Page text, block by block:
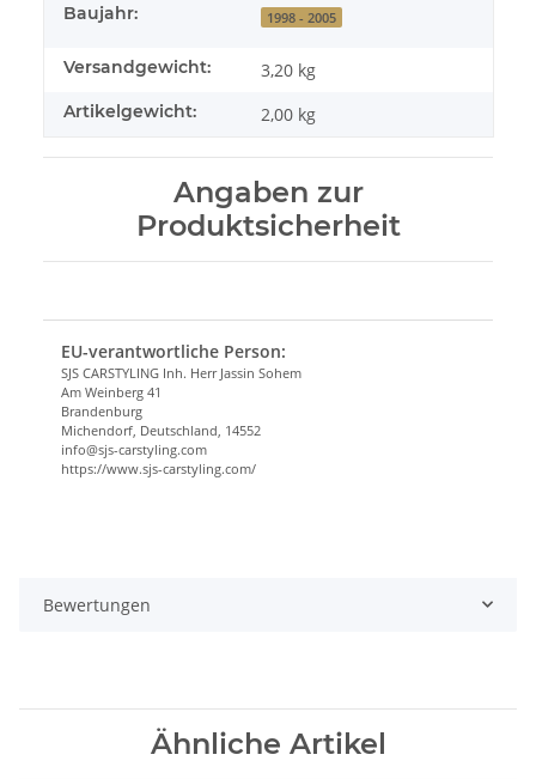
Baujahr: 1998 - 2005
Versandgewicht: 3,20 kg
Artikelgewicht: 2,00 kg
Angaben zur
Produktsicherheit
EU-verantwortliche Person:
SJS CARSTYLING Inh. Herr Jassin Sohem
Am Weinberg 41
Brandenburg
Michendorf, Deutschland, 14552
info@sjs-carstyling.com
https://www.sjs-carstyling.com/
Bewertungen
Ähnliche Artikel